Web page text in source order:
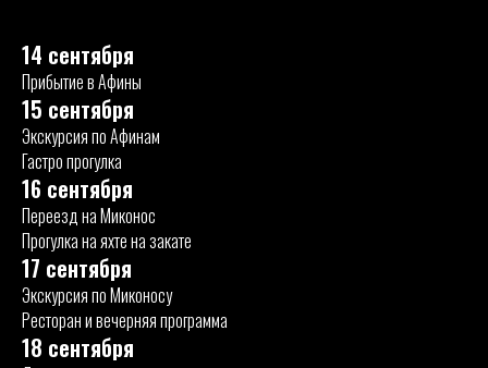
14 сентября
Прибытие в Афины
15 сентября
Экскурсия по Афинам
Гастро прогулка
16 сентября
Переезд на Миконос
Прогулка на яхте на закате
17 сентября
Экскурсия по Миконосу
Ресторан и вечерняя программа
18 сентября
Whatsapp
КОНТАКТЫ
Instagram
СОЦ.СЕТИ
Остались вопросы?
Оставьте заявку или свяжитесь со мной
в мессенджере
Я ознакомился сполитикойи даю согласие на
обработку персональных данных
+375